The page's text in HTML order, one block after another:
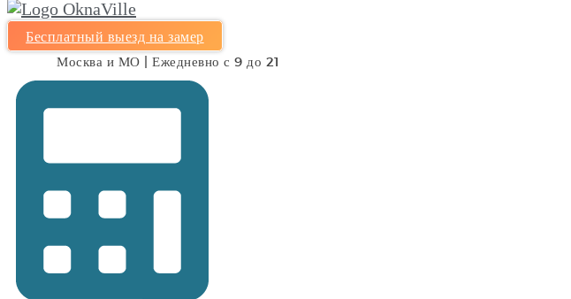
Бесплатный выезд на замер
Москва и МО | Ежедневно с 9 до 21